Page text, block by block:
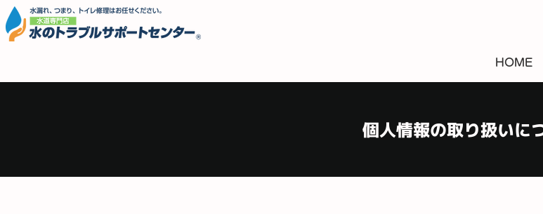
HOME
個人情報の取り扱いに